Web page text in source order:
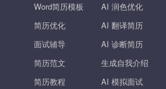
Word简历模板
简历优化
面试辅导
简历范文
简历教程
AI 润色优化
AI 翻译简历
AI 诊断简历
生成自我介绍
AI 模拟面试